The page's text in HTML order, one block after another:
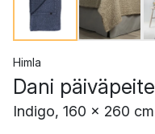
Himla
Dani päiväpeite
Indigo, 160 x 260 cm